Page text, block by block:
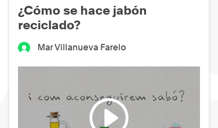
¿Cómo se hace jabón
reciclado?
Mar Villanueva Farelo